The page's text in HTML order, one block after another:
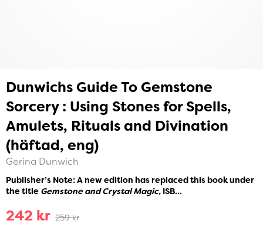
Dunwichs Guide To Gemstone
Sorcery : Using Stones for Spells,
Amulets, Rituals and Divination
(häftad, eng)
Gerina Dunwich
Publisher’s Note: A new edition has replaced this book under
the title Gemstone and Crystal Magic, ISB...
242 kr 259 kr